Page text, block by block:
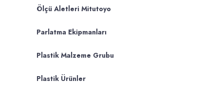
Ölçü Aletleri Mitutoyo
Parlatma Ekipmanları
Plastik Malzeme Grubu
Plastik Ürünler